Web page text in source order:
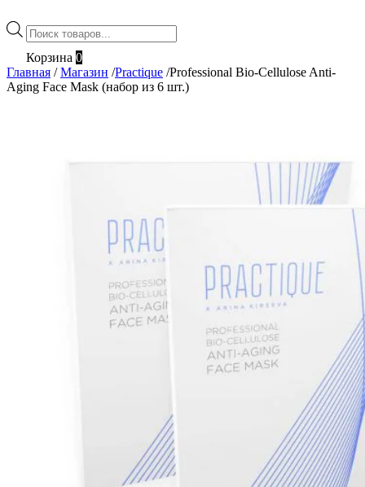
Поиск
товаров
Корзина 0
Главная / Магазин /Practique /Professional Bio-Cellulose Anti-
Aging Face Mask (набор из 6 шт.)